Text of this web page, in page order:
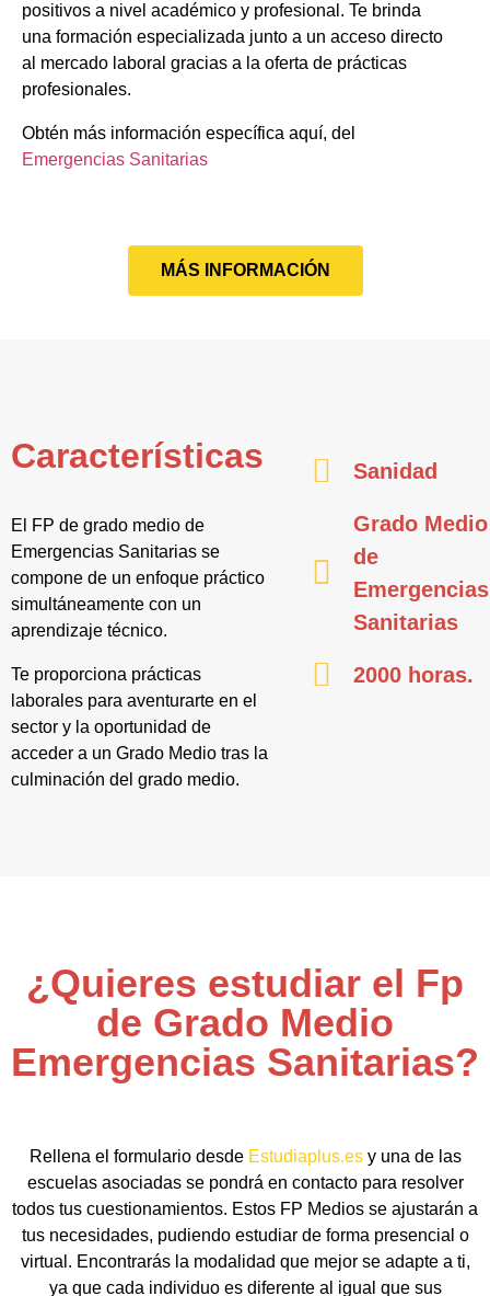
positivos a nivel académico y profesional. Te brinda
una formación especializada junto a un acceso directo
al mercado laboral gracias a la oferta de prácticas
profesionales.
Obtén más información específica aquí, del
Emergencias Sanitarias
MÁS INFORMACIÓN
Características
El FP de grado medio de
Emergencias Sanitarias se
compone de un enfoque práctico
simultáneamente con un
aprendizaje técnico.
Te proporciona prácticas
laborales para aventurarte en el
sector y la oportunidad de
acceder a un Grado Medio tras la
culminación del grado medio.
Sanidad
Grado Medio
de
Emergencias
Sanitarias
2000 horas.
¿Quieres estudiar el Fp
de Grado Medio
Emergencias Sanitarias?
Rellena el formulario desde Estudiaplus.esy una de las
escuelas asociadas se pondrá en contacto para resolver
todos tus cuestionamientos. Estos FP Medios se ajustarán a
tus necesidades, pudiendo estudiar de forma presencial o
virtual. Encontrarás la modalidad que mejor se adapte a ti,
ya que cada individuo es diferente al igual que sus